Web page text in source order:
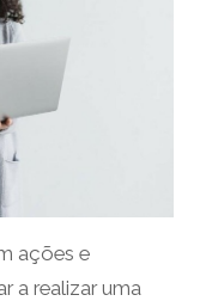
ações e
a realizar uma